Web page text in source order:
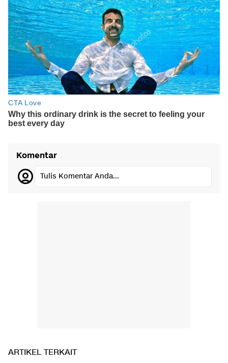
Komentar
Tulis Komentar Anda...
ARTIKEL TERKAIT